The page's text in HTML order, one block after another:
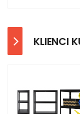
KLIENCI